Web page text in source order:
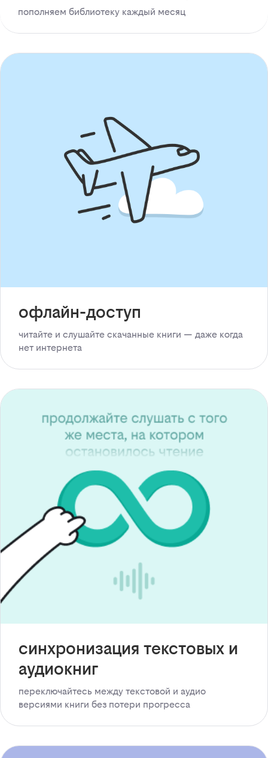
пополняем библиотеку каждый месяц
офлайн-доступ
читайте и слушайте скачанные книги — даже когда
нет интернета
синхронизация текстовых и
аудиокниг
переключайтесь между текстовой и аудио
версиями книги без потери прогресса